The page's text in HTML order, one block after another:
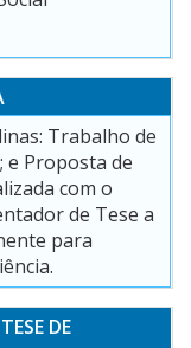
Trabalho de
e Proposta de
com o
de Tese a
para
DE